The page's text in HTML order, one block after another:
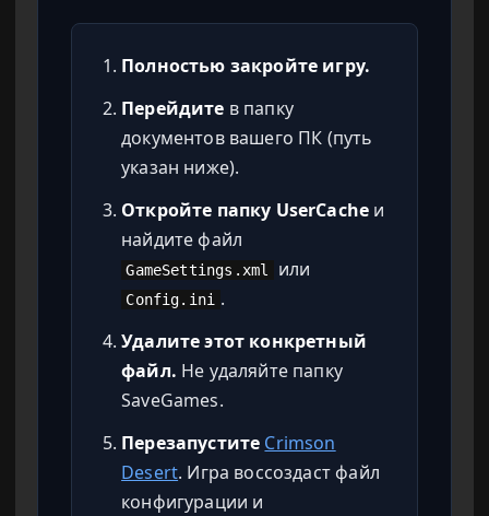
Полностью закройте игру.
Перейдите в папку
документов вашего ПК (путь
указан ниже).
Откройте папку UserCache и
найдите файл
GameSettings.xml или
Config.ini .
Удалите этот конкретный
файл. Не удаляйте папку
SaveGames.
Перезапустите Crimson
Desert. Игра воссоздаст файл
конфигурации и